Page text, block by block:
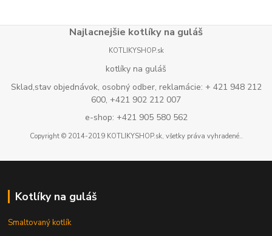
Najlacnejšie kotlíky na guláš
KOTLIKYSHOP.sk
kotlíky na guláš
Sklad,stav objednávok, osobný odber, reklamácie: + 421 948 212
600, +421 902 212 007
e-shop: +421 905 580 562
Copyright © 2014-2019 KOTLIKYSHOP.sk, všetky práva vyhradené..
Kotlíky na guláš
Smaltovaný kotlík